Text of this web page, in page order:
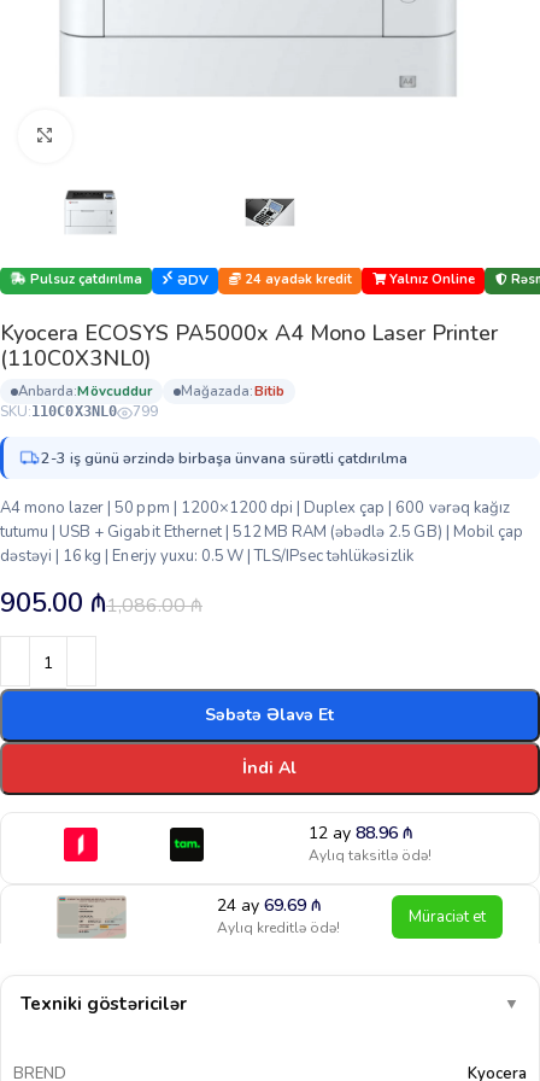
Pulsuz çatdırılma ƏDV 24 ayadək kredit Yalnız Online
Kyocera ECOSYS PA5000x A4 Mono Laser Printer
(110C0X3NL0)
anbarda: mövcuddur mağazada:
bi̇ti̇b
SKU:110C0X3NL0 799
2-3 iş günü ərzində birbaşa ünvana sürətli çatdırılma
A4 mono lazer | 50 ppm | 1200×1200 dpi | Duplex çap | 600 vərəq kağız
tutumu | USB + Gigabit Ethernet | 512 MB RAM (əbədlə 2.5 GB) | Mobil çap
dəstəyi | 16 kg | Enerjy yuxu: 0.5 W | TLS/IPsec təhlükəsizlik
1,086.00₼
905.00 ₼
Səbətə Əlavə Et
İndi Al
12 ay 88.96 ₼
Aylıq taksitlə ödə!
24 ay69.69₼
Aylıq kreditlə ödə! Müraciət et
Texniki göstəricilər ▼
BREND Kyocera